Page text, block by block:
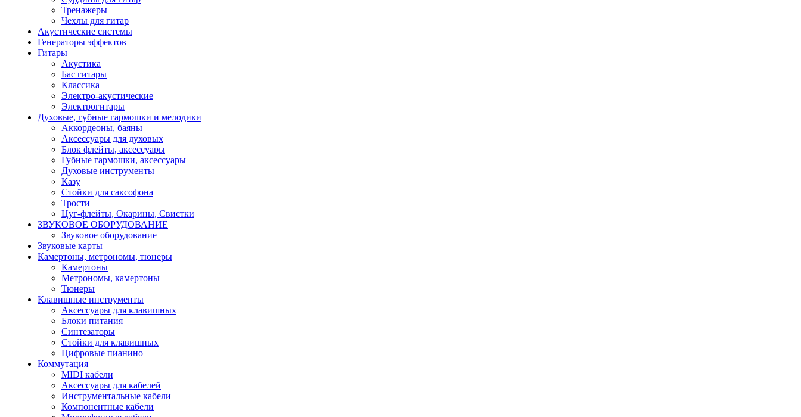
Тренажеры
Чехлы для гитар
Акустические системы
Генераторы эффектов
Гитары
Акустика
Бас гитары
Классика
Электро-акустические
Электрогитары
Духовые, губные гармошки и мелодики
Аккордеоны, баяны
Аксессуары для духовых
Блок флейты, аксессуары
Губные гармошки, аксессуары
Духовые инструменты
Казу
Стойки для саксофона
Трости
Цуг-флейты, Окарины, Свистки
ЗВУКОВОЕ ОБОРУДОВАНИЕ
Звуковое оборудование
Звуковые карты
Камертоны, метрономы, тюнеры
Камертоны
Метрономы, камертоны
Тюнеры
Клавишные инструменты
Аксессуары для клавишных
Блоки питания
Синтезаторы
Стойки для клавишных
Цифровые пианино
Коммутация
MIDI кабели
Аксессуары для кабелей
Инструментальные кабели
Компонентные кабели